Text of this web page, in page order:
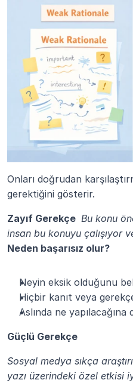
Onları doğrudan
gerektiğini gösterir.
Zayıf Gerekçe Bu konu
Neden başarısız olur?
Neyin eksik olduğunu
Hiçbir kanıt veya
Aslında ne
Güçlü Gerekçe
Sosyal medya sıkça
yazı üzerindeki özel etkisi